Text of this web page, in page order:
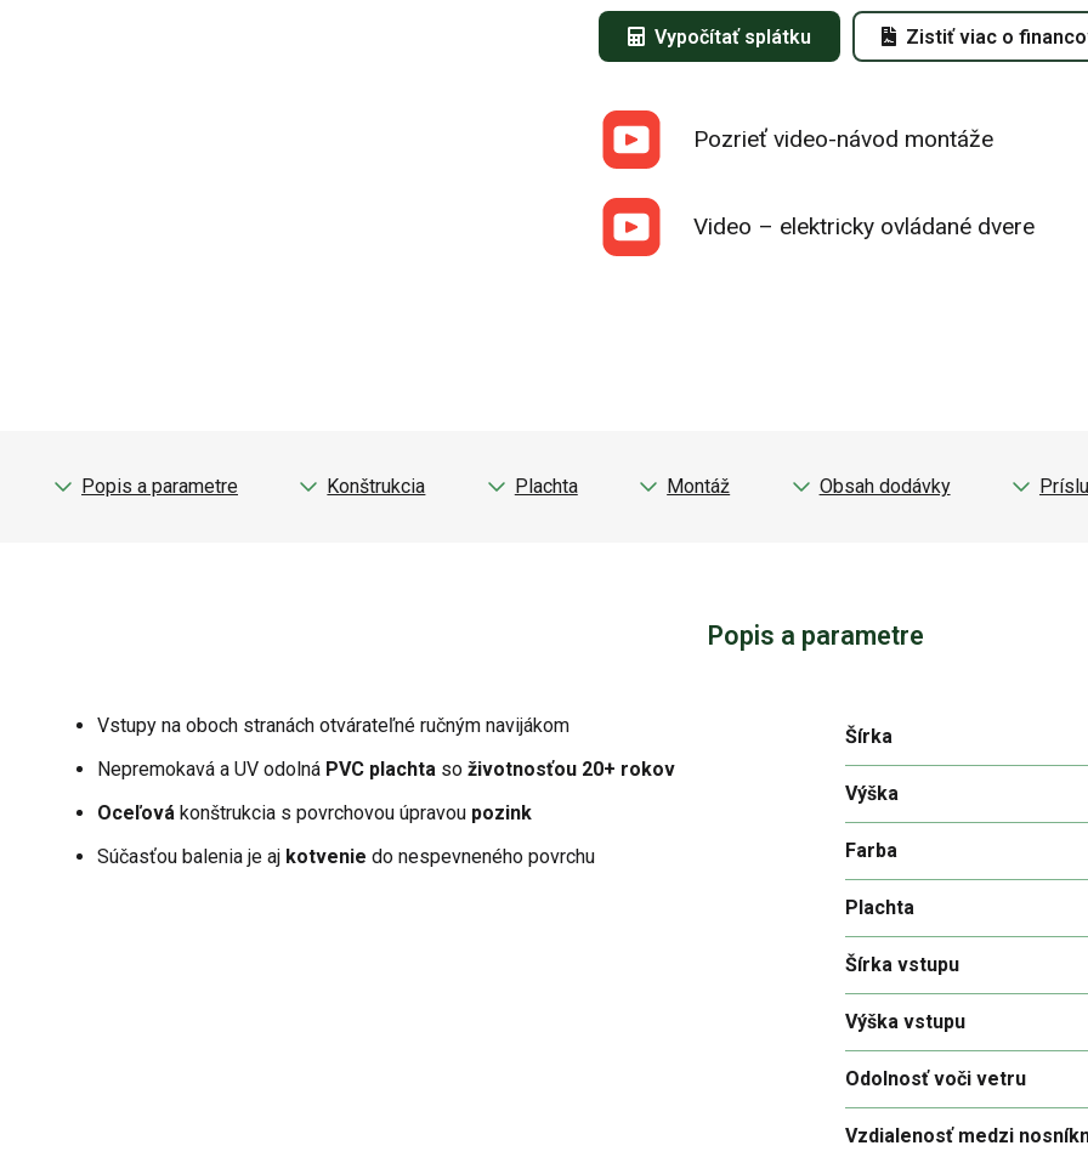
Vypočítať splátku Zistiť viac o
Pozrieť video-návod montáže
Video – elektricky ovládané dvere
Popis a parametre Konštrukcia Plachta Montáž Obsah dodávky
Popis a parametre
Vstupy na oboch stranách otvárateľné ručným navijákom
Nepremokavá a UV odolná PVC plachta so životnosťou 20+ rokov
Oceľová konštrukcia s povrchovou úpravou pozink
Súčasťou balenia je aj kotvenie do nespevneného povrchu
Šírka
Výška
Farba
Plachta
Šírka vstupu
Výška vstupu
Odolnosť voči vetru
Vzdialenosť medzi